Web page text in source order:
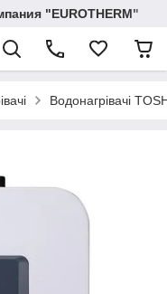
"EUROTHERM"
Водонагрівачі